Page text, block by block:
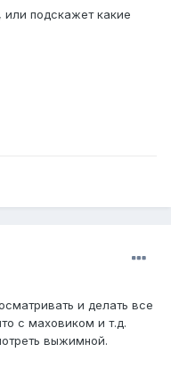
подскажет какие
и делать все
с маховиком и т.д.
выжимной.